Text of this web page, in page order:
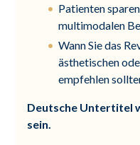
Patienten
multimodalen
Wann Sie das
ästhetischen
empfehlen
Deutsche Untertitel
sein.